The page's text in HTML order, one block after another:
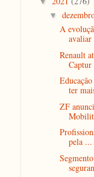
▼
A
avaliar
Renault
Captur
ter
ZF
pela ...